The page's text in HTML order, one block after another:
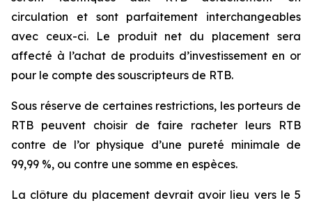
circulation et sont parfaitement interchangeables
avec ceux-ci. Le produit net du placement sera
affecté à l’achat de produits d’investissement en or
pour le compte des souscripteurs de RTB.
Sous réserve de certaines restrictions, les porteurs de
RTB peuvent choisir de faire racheter leurs RTB
contre de l’or physique d’une pureté minimale de
99,99 %, ou contre une somme en espèces.
La clôture du placement devrait avoir lieu vers le 5